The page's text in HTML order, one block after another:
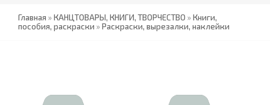
Главная »КАНЦТОВАРЫ, КНИГИ, ТВОРЧЕСТВО »Книги,
пособия, раскраски »Раскраски, вырезалки, наклейки